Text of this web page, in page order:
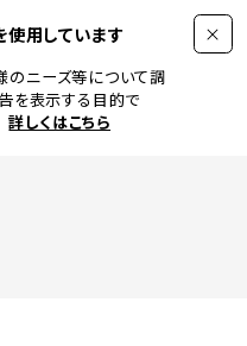
使用しています
のニーズ等について調
を表示する目的で
詳しくはこちら